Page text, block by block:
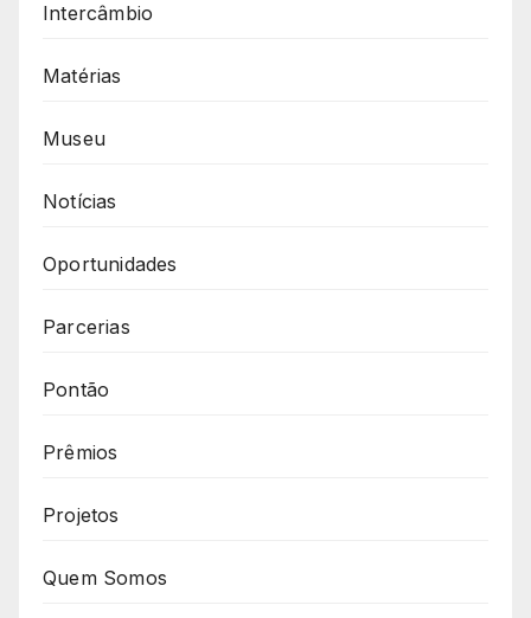
Intercâmbio
Matérias
Museu
Notícias
Oportunidades
Parcerias
Pontão
Prêmios
Projetos
Quem Somos